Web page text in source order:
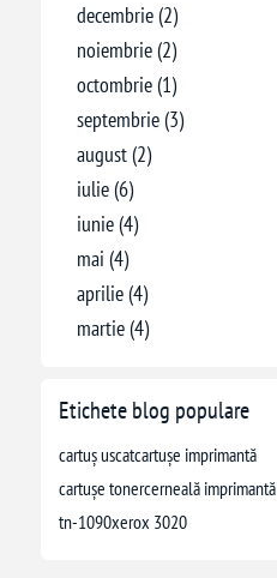
decembrie (2)
noiembrie (2)
octombrie (1)
septembrie (3)
august (2)
iulie (6)
iunie (4)
mai (4)
aprilie (4)
martie (4)
Etichete blog populare
cartuș uscatcartușe imprimantă
cartușe tonercerneală imprimantă
tn-1090xerox 3020